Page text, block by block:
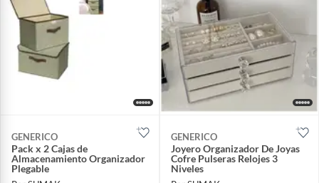
GENERICO
Pack x 2 Cajas de
Almacenamiento Organizador
Plegable
GENERICO
Joyero Organizador De Joyas
Cofre Pulseras Relojes 3
Niveles